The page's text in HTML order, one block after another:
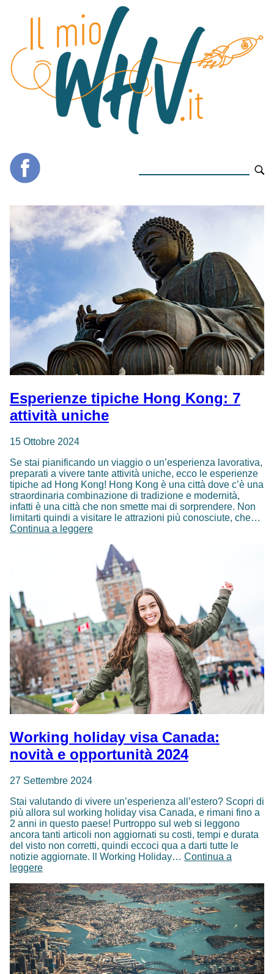
Esperienze tipiche Hong Kong: 7
attività uniche
15 Ottobre 2024
Se stai pianificando un viaggio o un’esperienza lavorativa,
preparati a vivere tante attività uniche, ecco le esperienze
tipiche ad Hong Kong! Hong Kong è una città dove c’è una
straordinaria combinazione di tradizione e modernità,
infatti è una città che non smette mai di sorprendere. Non
limitarti quindi a visitare le attrazioni più conosciute, che…
Continua a leggereEsperienze
Hong
Kong:
7
attività
uniche
Working holiday visa Canada:
novità e opportunità 2024
27 Settembre 2024
Stai valutando di vivere un’esperienza all’estero? Scopri di
più allora sul working holiday visa Canada, e rimani fino a
2 anni in questo paese! Purtroppo sul web si leggono
ancora tanti articoli non aggiornati su costi, tempi e durata
del visto non corretti, quindi eccoci qua a darti tutte le
notizie aggiornate. ll Working Holiday… Continua a
leggereWorking
visa
Canada:
novità
e
opportunità
2024